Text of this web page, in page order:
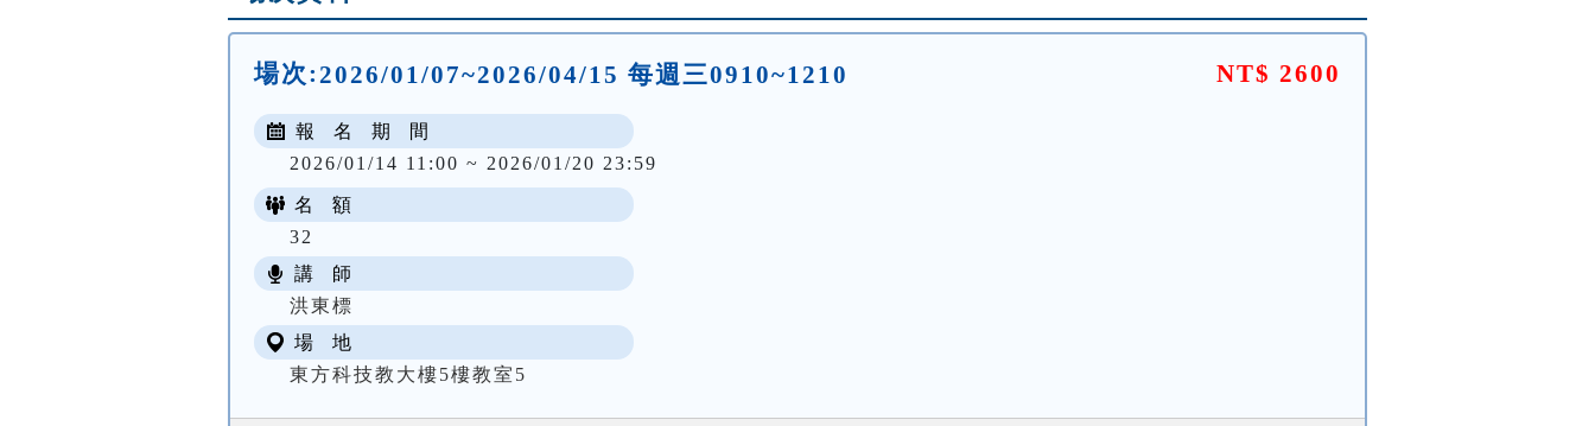
場次:2026/01/07~2026/04/15 每週三0910~1210 NT$ 2600
報 名 期 間
2026/01/14 11:00 ~ 2026/01/20 23:59
名 額
32
講 師
洪東標
場 地
東方科技教大樓5樓教室5